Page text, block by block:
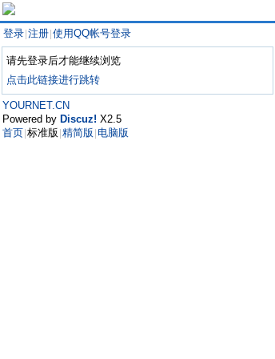
登录 注册 使用QQ帐号登录
请先登录后才能继续浏览
点击此链接进行跳转
YOURNET.CN
Powered by Discuz! X2.5
首页 标准版 精简版 电脑版